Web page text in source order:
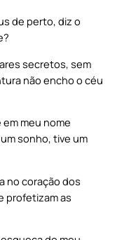
de perto, diz o
secretos, sem
não encho o céu
meu nome
sonho, tive um
no coração dos
profetizam as